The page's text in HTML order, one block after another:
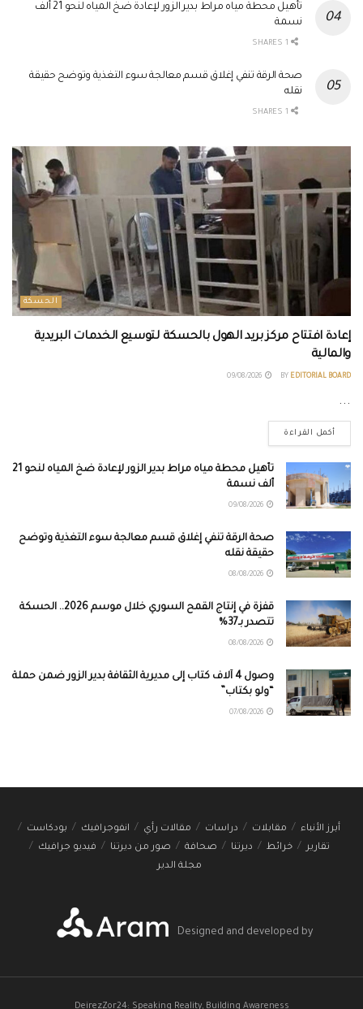
تأهيل محطة مياه مراط بدير الزور لإعادة ضخ المياه لنحو 21 ألف
نسمة
صحة الرقة تنفي إغلاق قسم معالجة سوء التغذية وتوضح حقيقة
نقله
الحسكة
إعادة افتتاح مركز بريد الهول بالحسكة لتوسيع الخدمات البريدية
والمالية
BY EDITORIAL BOARD
...
أكمل القراءة
تأهيل محطة مياه مراط بدير الزور لإعادة ضخ المياه لنحو 21
ألف نسمة
صحة الرقة تنفي إغلاق قسم معالجة سوء التغذية وتوضح
حقيقة نقله
قفزة في إنتاج القمح السوري خلال موسم 2026.. الحسكة
تتصدر بـ37%
وصول 4 آلاف كتاب إلى مديرية الثقافة بدير الزور ضمن حملة
“ولو بكتاب”
أبرز الأنباء مقابلات دراسات مقالات رأي انفوجرافيك
بودكاست
تقارير
خرائط ديرتنا صحافة صور من ديرتنا
فيديو جرافيك
مجلة الدير
Designed and developed by
DeirezZor24: Speaking Reality, Building Awareness